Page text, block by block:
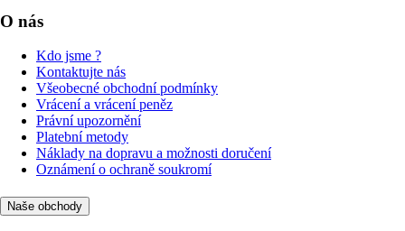
O nás
Kdo jsme ?
Kontaktujte nás
Všeobecné obchodní podmínky
Vrácení a vrácení peněz
Právní upozornění
Platební metody
Náklady na dopravu a možnosti doručení
Oznámení o ochraně soukromí
Naše obchody